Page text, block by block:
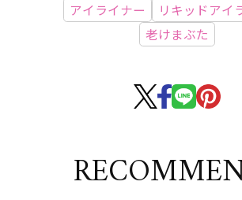
アイライナー
リキッドアイ
老けまぶた